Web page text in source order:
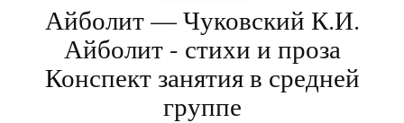
Айболит — Чуковский К.И.
Айболит - стихи и проза
Конспект занятия в средней
группе